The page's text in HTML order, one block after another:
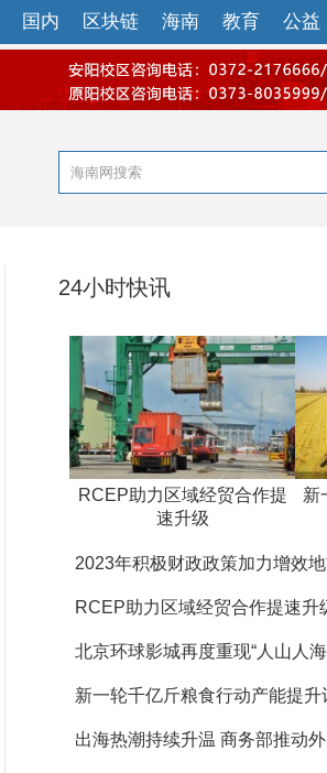
国内 区块链 海南 教育 公益
24小时快讯
RCEP助力区域经贸合作提
速升级
新
2023年积极财政政策加力增效
RCEP助力区域经贸合作提速升
北京环球影城再度重现“人山人
新一轮千亿斤粮食行动产能提升
出海热潮持续升温 商务部推动